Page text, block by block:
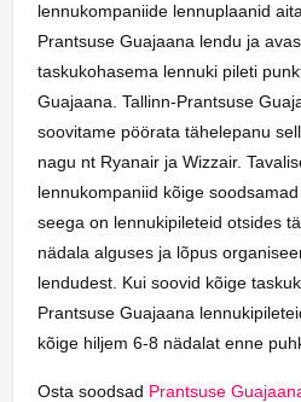
lennukompaniide lennuplaanid
Prantsuse Guajaana lendu ja
taskukohasema lennuki pileti
Guajaana. Tallinn-Prantsuse
soovitame pöörata tähelepanu
nagu nt Ryanair ja Wizzair.
lennukompaniid kõige
seega on lennukipileteid otsides
nädala alguses ja lõpus
lendudest. Kui soovid kõige
Prantsuse Guajaana
kõige hiljem 6-8 nädalat enne
Osta soodsad Prantsuse